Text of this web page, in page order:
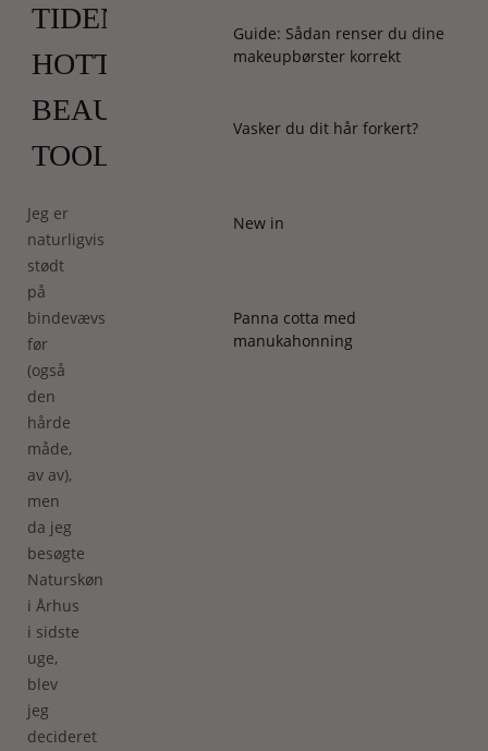
TIDENS
HOTTESTE
BEAUTY
TOOL
Jeg er
naturligvis
stødt
på
bindevævsmassage
før
(også
den
hårde
måde,
av av),
men
da jeg
besøgte
Naturskøn
i Århus
i sidste
uge,
blev
jeg
decideret
Guide: Sådan renser du dine
makeupbørster korrekt
Vasker du dit hår forkert?
New in
Panna cotta med
manukahonning